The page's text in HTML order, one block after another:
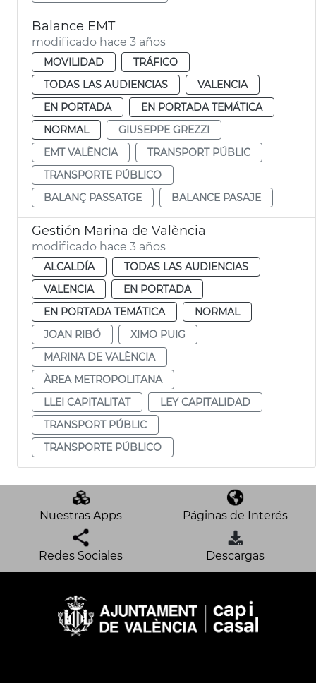
Balance EMT
modificado hace 3 años
MOVILIDAD
TRÁFICO
TODAS LAS AUDIENCIAS
VALENCIA
EN PORTADA
EN PORTADA TEMÁTICA
NORMAL
GIUSEPPE GREZZI
EMT VALÈNCIA
TRANSPORT PÚBLIC
TRANSPORTE PÚBLICO
BALANÇ PASSATGE
BALANCE PASAJE
Gestión Marina de València
modificado hace 3 años
ALCALDÍA
TODAS LAS AUDIENCIAS
VALENCIA
EN PORTADA
EN PORTADA TEMÁTICA
NORMAL
JOAN RIBÓ
XIMO PUIG
MARINA DE VALÈNCIA
ÀREA METROPOLITANA
LLEI CAPITALITAT
LEY CAPITALIDAD
TRANSPORT PÚBLIC
TRANSPORTE PÚBLICO
Nuestras Apps Páginas de Interés
Redes Sociales Descargas